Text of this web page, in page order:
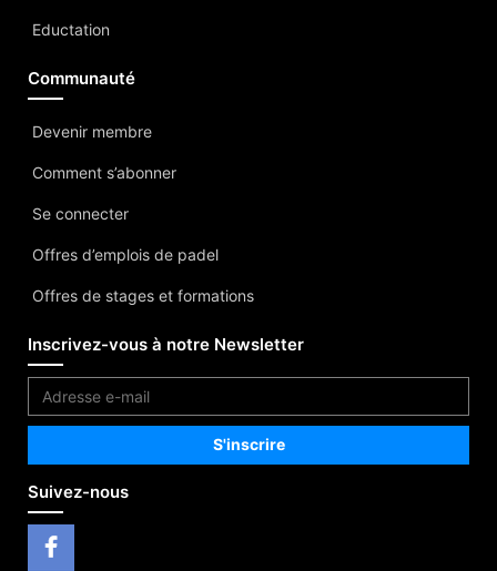
Eductation
Communauté
Devenir membre
Comment s’abonner
Se connecter
Offres d’emplois de padel
Offres de stages et formations
Inscrivez-vous à notre Newsletter
Suivez-nous